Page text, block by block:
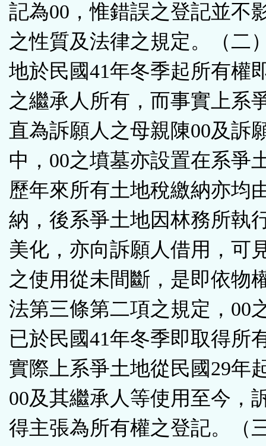
記為00，惟錯誤之登記並不
之性質及法律之規定。（二
地於民國41年冬季起所有權
之繼承人所有，而事實上系
直為訴願人之母親陳00及訴
中，00之墳墓亦設置在系爭
歷年來所有土地稅繳納亦均
納，後系爭土地因林務所執
美化，亦向訴願人借用，可
之使用從未間斷，是即依物
法第三條第二項之規定，00
已於民國41年冬季即取得所
實際上系爭土地從民國29年
00及其繼承人等使用至今，
得主張為所有權之登記。（